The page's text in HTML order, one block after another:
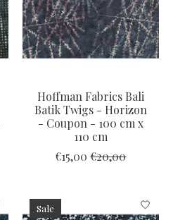
Hoffman Fabrics Bali
Batik Twigs - Horizon
- Coupon - 100 cm x
110 cm
€15,00 €20,00
Sale